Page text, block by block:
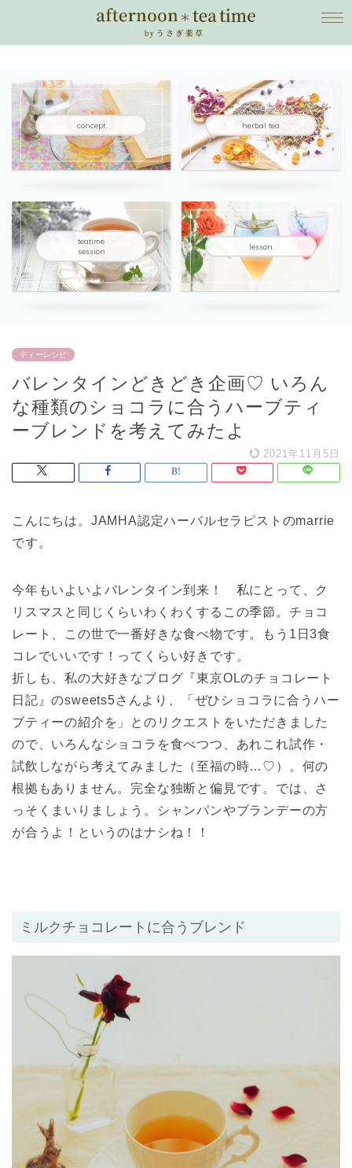
concept herbal tea
teatime
session
lesson
ティーレシピ
バレンタインどきどき企画♡ いろん
な種類のショコラに合うハーブティ
ーブレンドを考えてみたよ
2021年11月5日
こんにちは。JAMHA認定ハーバルセラピストのmarrie
です。
今年もいよいよバレンタイン到来！ 私にとって、ク
リスマスと同じくらいわくわくするこの季節。チョコ
レート、この世で一番好きな食べ物です。もう1日3食
コレでいいです！ってくらい好きです。
折しも、私の大好きなブログ『東京OLのチョコレート
日記』のsweets5さんより、「ぜひショコラに合うハー
ブティーの紹介を」とのリクエストをいただきました
ので、いろんなショコラを食べつつ、あれこれ試作・
試飲しながら考えてみました（至福の時…♡）。何の
根拠もありません。完全な独断と偏見です。では、さ
っそくまいりましょう。シャンパンやブランデーの方
が合うよ！というのはナシね！！
ミルクチョコレートに合うブレンド